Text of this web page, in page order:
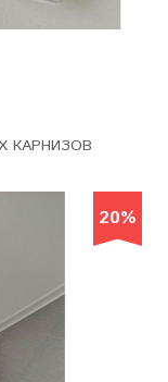
КАРНИЗОВ
20%